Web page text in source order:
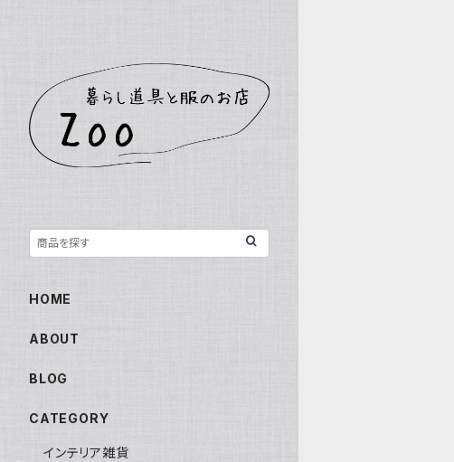
HOME
ABOUT
BLOG
CATEGORY
インテリア雑貨